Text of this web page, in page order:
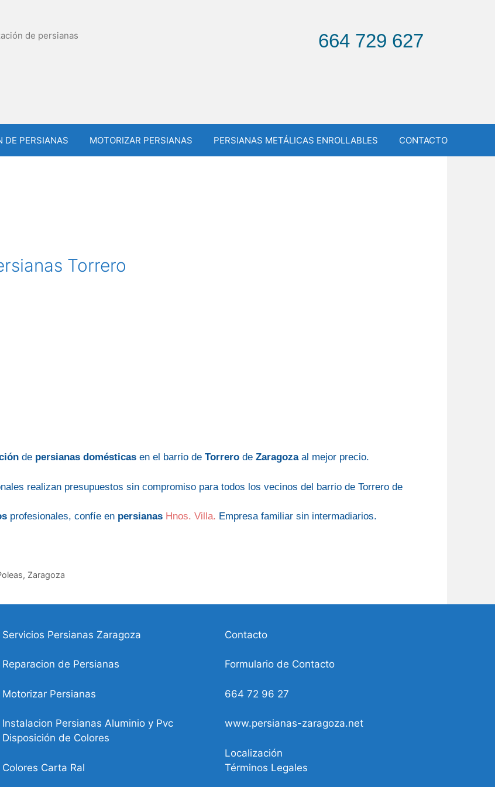
664 729 627
de persianas
DE PERSIANAS MOTORIZAR PERSIANAS PERSIANAS METÁLICAS ENROLLABLES CONTACTO
Torrero
de persianas domésticas en el barrio de Torrero de Zaragozaal mejor precio.
realizan presupuestos sin compromiso para todos los vecinos del barrio de Torrero de
profesionales, confíe en persianas Hnos. Villa. Empresa familiar sin intermadiarios.
, Zaragoza
Servicios Persianas Zaragoza
Reparacion de Persianas
Motorizar Persianas
Instalacion Persianas Aluminio y Pvc
Disposición de Colores
Colores Carta Ral
Contacto
Formulario de Contacto
664 72 96 27
www.persianas-zaragoza.net
Localización
Términos Legales